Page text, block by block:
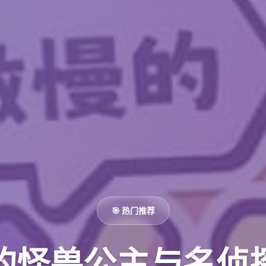
🎯 热门推荐